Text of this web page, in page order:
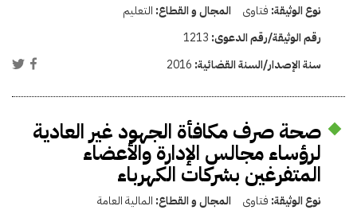
نوع الوثيقة: فتاوى المجال و القطاع: التعليم
رقم الوثيقة/رقم الدعوى: 1213
سنة الإصدار/السنة القضائية: 2016
صحة صرف مكافأة الجهود غير العادية
لرؤساء مجالس الإدارة والأعضاء
المتفرغين بشركات الكهرباء
نوع الوثيقة: فتاوى المجال و القطاع: المالية العامة